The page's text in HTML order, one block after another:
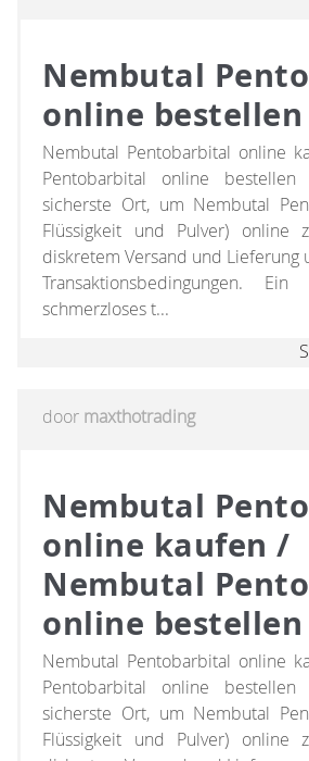
Nembutal
online bestellen
Nembutal Pentobarbital online
Pentobarbital online
sicherste Ort, um Nembutal
Flüssigkeit und Pulver) online
diskretem Versand und Lieferung
Transaktionsbedingungen.
schmerzloses t...
door maxthotrading
Nembutal
online kaufen /
Nembutal
online bestellen
Nembutal Pentobarbital online
Pentobarbital online
sicherste Ort, um Nembutal
Flüssigkeit und Pulver) online